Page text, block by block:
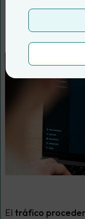
Actualizado el
El tráfico